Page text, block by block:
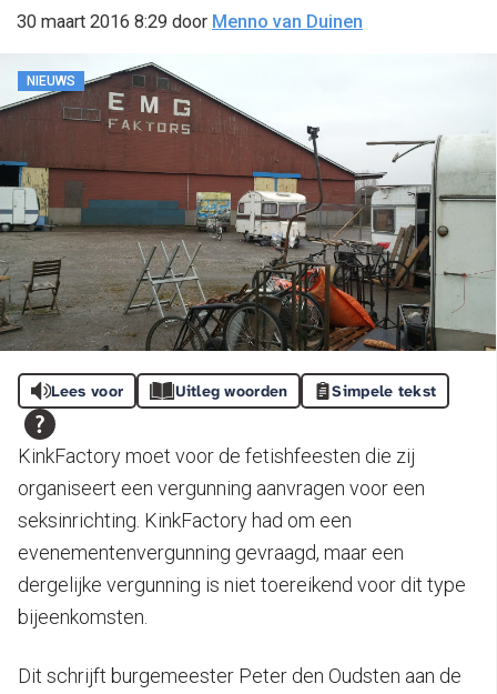
30 maart 2016 8:29 door Menno van Duinen
NIEUWS
Lees voor Uitleg woorden Simpele tekst
KinkFactory moet voor de fetishfeesten die zij
organiseert een vergunning aanvragen voor een
seksinrichting. KinkFactory had om een
evenementenvergunning gevraagd, maar een
dergelijke vergunning is niet toereikend voor dit type
bijeenkomsten.
Dit schrijft burgemeester Peter den Oudsten aan de